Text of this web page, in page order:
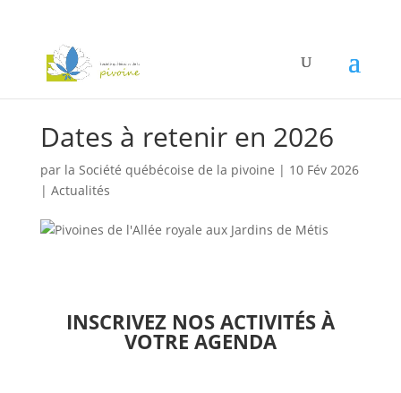
Dates à retenir en 2026
par la Société québécoise de la pivoine | 10 Fév 2026
| Actualités
INSCRIVEZ NOS ACTIVITÉS À
VOTRE AGENDA